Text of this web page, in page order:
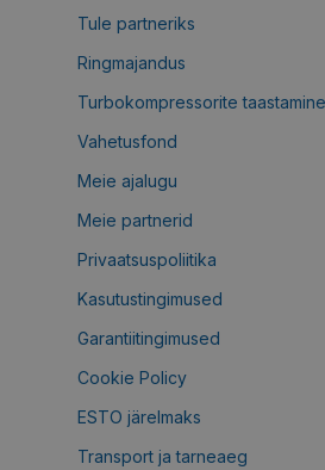
Tule partneriks
Ringmajandus
Turbokompressorite taastamine
Vahetusfond
Meie ajalugu
Meie partnerid
Privaatsuspoliitika
Kasutustingimused
Garantiitingimused
Cookie Policy
ESTO järelmaks
Transport ja tarneaeg